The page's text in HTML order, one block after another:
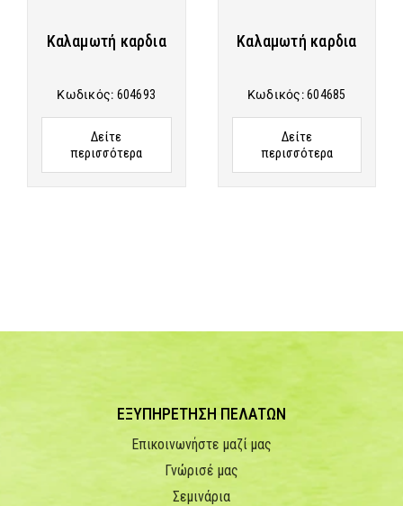
Καλαμωτή καρδια
Κωδικός: 604693
Δείτε
περισσότερα
Καλαμωτή καρδια
Κωδικός:604685
Δείτε
περισσότερα
ΕΞΥΠΗΡΕΤΗΣΗ ΠΕΛΑΤΩΝ
Επικοινωνήστε μαζί μας
Γνώρισέ μας
Σεμινάρια